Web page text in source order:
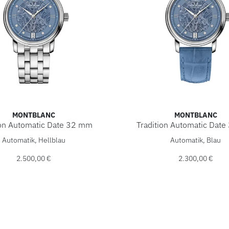
MONTBLANC
Automatic Date 32 mm
Tradition Automatic Date 32 mm, Ref: MB131297, Preis:
Automatik, Hellblau
2.500,00 €
MONTBLANC
Tradition Automatic Date
Montblanc Tradition
Automatik, Blau
2.300,00 €